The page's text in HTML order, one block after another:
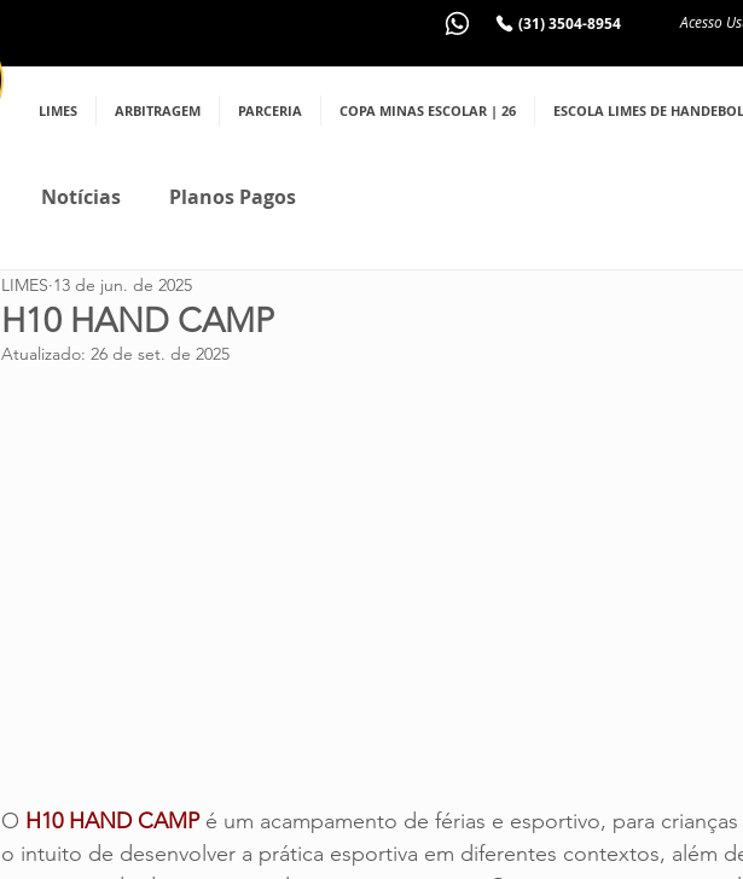
(31) 3504-8954 Acesso
LIMES ARBITRAGEM PARCERIA COPA MINAS ESCOLAR | 26 ESCOLA LIMES DE HANDEBOL
Notícias Planos Pagos
H10 HAND CAMP
LIMES 13 de jun. de 2025
Atualizado: 26 de set. de 2025
O H10 HAND CAMP é um acampamento de férias e esportivo, para
o intuito de desenvolver a prática esportiva em diferentes contextos, além